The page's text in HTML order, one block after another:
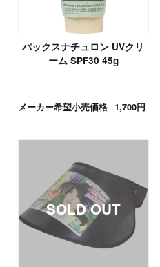
パックスナチュロン UVクリ
ーム SPF30 45g
メーカー希望小売価格 1,700円